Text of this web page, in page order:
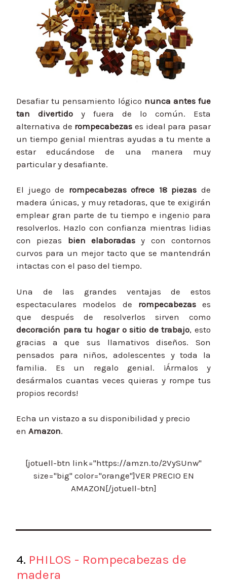
Desafiar tu pensamiento lógico nunca antes fue
tan divertido y fuera de lo común. Esta
alternativa de rompecabezas es ideal para pasar
un tiempo genial mientras ayudas a tu mente a
estar educándose de una manera muy
particular y desafiante.
El juego de rompecabezas ofrece 18 piezas de
madera únicas, y muy retadoras, que te exigirán
emplear gran parte de tu tiempo e ingenio para
resolverlos. Hazlo con confianza mientras lidias
con piezas bien elaboradas y con contornos
curvos para un mejor tacto que se mantendrán
intactas con el paso del tiempo.
Una de las grandes ventajas de estos
espectaculares modelos de rompecabezases
que después de resolverlos sirven como
decoración para tu hogar o sitio de trabajo, esto
gracias a que sus llamativos diseños. Son
pensados para niños, adolescentes y toda la
familia. Es un regalo genial. ¡Ármalos y
desármalos cuantas veces quieras y rompe tus
propios records!
Echa un vistazo a su disponibilidad y precio
en Amazon.
[jotuell-btn link="https://amzn.to/2VySUnw"
size="big" color="orange"]VER PRECIO EN
AMAZON[/jotuell-btn]
4. PHILOS - Rompecabezas de
madera